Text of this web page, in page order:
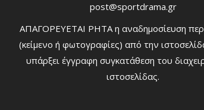
post@sportdrama.gr
ΑΠΑΓΟΡΕΥΕΤΑΙ ΡΗΤΑ η αναδημοσίευση
(κείμενο ή φωτογραφίες) από την
υπάρξει έγγραφη συγκατάθεση του
ιστοσελίδας.